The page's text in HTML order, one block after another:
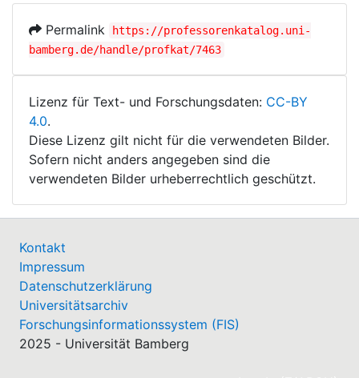
Permalink
https://professorenkatalog.uni-
bamberg.de/handle/profkat/7463
Lizenz für Text- und Forschungsdaten: CC-BY
4.0.
Diese Lizenz gilt nicht für die verwendeten Bilder.
Sofern nicht anders angegeben sind die
verwendeten Bilder urheberrechtlich geschützt.
Kontakt
Impressum
Datenschutzerklärung
Universitätsarchiv
Forschungsinformationssystem (FIS)
2025 - Universität Bamberg